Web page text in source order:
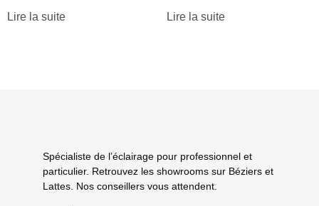
Lire la suite Lire la suite
Spécialiste de l’éclairage pour professionnel et
particulier. Retrouvez les showrooms sur Béziers et
Lattes. Nos conseillers vous attendent.